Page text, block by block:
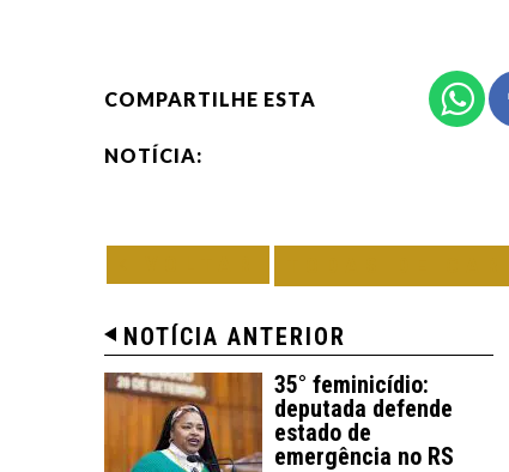
COMPARTILHE ESTA
NOTÍCIA:
NOTÍCIA ANTERIOR
35° feminicídio:
deputada defende
estado de
emergência no RS